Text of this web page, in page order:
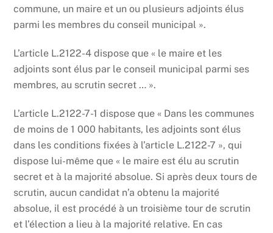
commune, un maire et un ou plusieurs adjoints élus
parmi les membres du conseil municipal ».
L’article L.2122-4 dispose que « le maire et les
adjoints sont élus par le conseil municipal parmi ses
membres, au scrutin secret … ».
L’article L.2122-7-1 dispose que « Dans les communes
de moins de 1 000 habitants, les adjoints sont élus
dans les conditions fixées à l’article L.2122-7 », qui
dispose lui-même que « le maire est élu au scrutin
secret et à la majorité absolue. Si après deux tours de
scrutin, aucun candidat n’a obtenu la majorité
absolue, il est procédé à un troisième tour de scrutin
et l’élection a lieu à la majorité relative. En cas